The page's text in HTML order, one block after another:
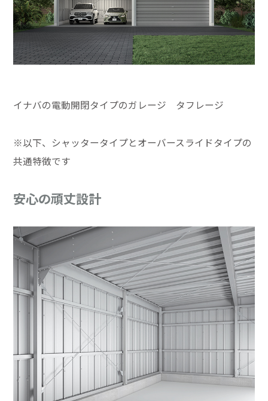
イナバの電動開閉タイプのガレージ タフレージ
※以下、シャッタータイプとオーバースライドタイプの
共通特徴です
安心の頑丈設計